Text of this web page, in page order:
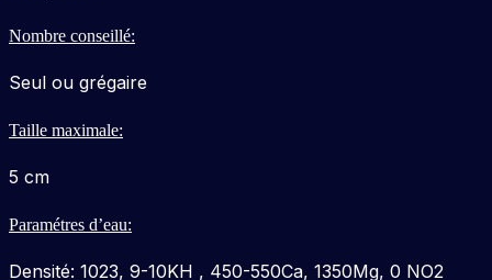
Nombre conseillé:
Seul ou grégaire
Taille maximale:
5 cm
Paramétres d’eau:
Densité: 1023, 9-10KH , 450-550Ca, 1350Mg, 0 NO2